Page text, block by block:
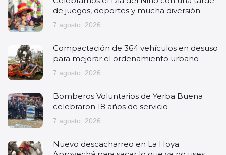
de juegos, deportes y mucha diversión
7 agosto, 2026
Compactación de 364 vehículos en desuso
para mejorar el ordenamiento urbano
7 agosto, 2026
Bomberos Voluntarios de Yerba Buena
celebraron 18 años de servicio
7 agosto, 2026
Nuevo descacharreo en La Hoya.